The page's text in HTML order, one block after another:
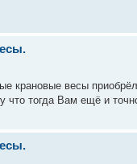
крановые весы
что тогда Вам ещё и